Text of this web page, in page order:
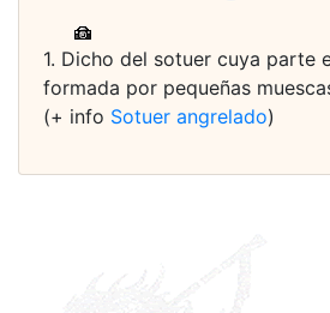
1. Dicho del sotuer cuya parte
formada por pequeñas
(+ info Sotuer angrelado)